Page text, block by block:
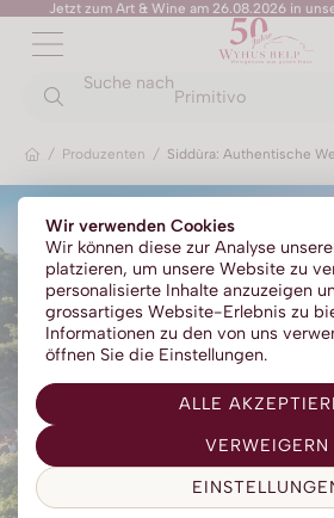
Wir verwenden Cookies
Wir können diese zur Analyse
platzieren, um unsere Website zu
personalisierte Inhalte anzuzeigen
grossartiges Website-Erlebnis zu
Informationen zu den von uns
öffnen Sie die Einstellungen.
ALLE
VERWEIGERN
Jetzt zum Art & Wine am 26.08.2026 in
Suche nach
Primitivo
/ Produzenten / Siddùra: Authentische
ZURÜCK
Rotweine
Weissweine
Roséweine
Dessertweine
Fine Wines
Südweine
ZURÜCK
Champagner
Prosecco
Franciacorta
Sparkling
Méthode traditionelle
ZURÜCK
Portwein
Absinth
Aperitif | Bitter
Calvados
Cognac | Armagnac
Gin
Grappa | Tresterbrand
Likör
ZURÜCK
No Alc - Sparkling
No Alc - Stillwein
No Alc - Aperitif
No Alc - RTD Mixgetränke
Low Alc - Sparkling
Low Alc - Stillwein
ZURÜCK
Sommer-Sale
ZURÜCK
Senza Parole
Kylie Minogue Wines
Elton John Zero
AZZERIO
Tosone
Mavrio
Silentium